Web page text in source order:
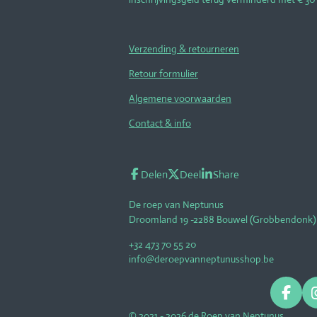
Verzending & retourneren
Retour formulier
Algemene voorwaarden
Contact & info
Delen Deel Share
De roep van Neptunus
Droomland 19 -2288 Bouwel (Grobbendonk)
+32 473 70 55 20
info@deroepvanneptunusshop.be
F
a